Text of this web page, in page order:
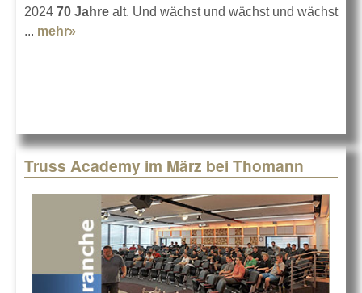
2024 70 Jahre alt. Und wächst und wächst und wächst
... mehr»
Truss Academy im März bei Thomann